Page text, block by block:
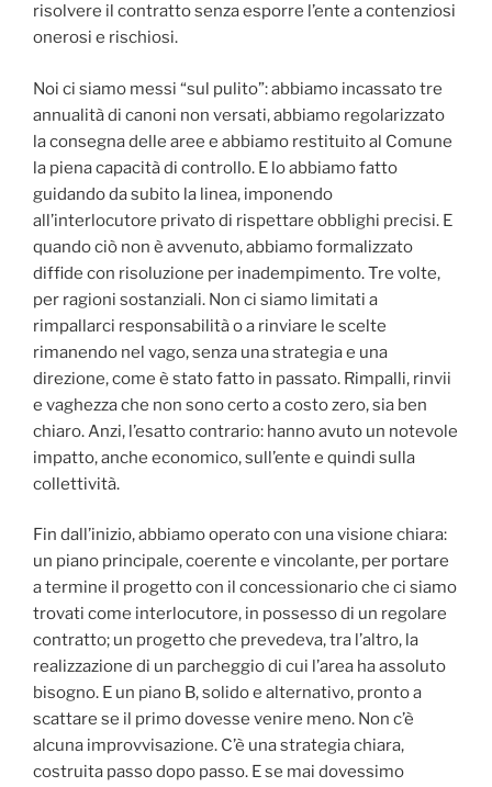
risolvere il contratto senza esporre l’ente a contenziosi
onerosi e rischiosi.
Noi ci siamo messi “sul pulito”: abbiamo incassato tre
annualità di canoni non versati, abbiamo regolarizzato
la consegna delle aree e abbiamo restituito al Comune
la piena capacità di controllo. E lo abbiamo fatto
guidando da subito la linea, imponendo
all’interlocutore privato di rispettare obblighi precisi. E
quando ciò non è avvenuto, abbiamo formalizzato
diffide con risoluzione per inadempimento. Tre volte,
per ragioni sostanziali. Non ci siamo limitati a
rimpallarci responsabilità o a rinviare le scelte
rimanendo nel vago, senza una strategia e una
direzione, come è stato fatto in passato. Rimpalli, rinvii
e vaghezza che non sono certo a costo zero, sia ben
chiaro. Anzi, l’esatto contrario: hanno avuto un notevole
impatto, anche economico, sull’ente e quindi sulla
collettività.
Fin dall’inizio, abbiamo operato con una visione chiara:
un piano principale, coerente e vincolante, per portare
a termine il progetto con il concessionario che ci siamo
trovati come interlocutore, in possesso di un regolare
contratto; un progetto che prevedeva, tra l’altro, la
realizzazione di un parcheggio di cui l’area ha assoluto
bisogno. E un piano B, solido e alternativo, pronto a
scattare se il primo dovesse venire meno. Non c’è
alcuna improvvisazione. C’è una strategia chiara,
costruita passo dopo passo. E se mai dovessimo